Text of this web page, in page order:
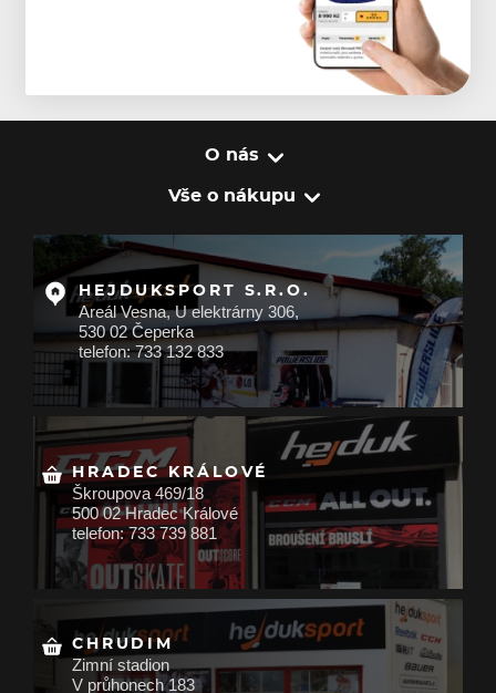
O nás
Vše o nákupu
HEJDUKSPORT S.R.O.
Areál Vesna, U elektrárny 306,
530 02 Čeperka
telefon: 733 132 833
HRADEC KRÁLOVÉ
Škroupova 469/18
500 02 Hradec Králové
telefon: 733 739 881
CHRUDIM
Zimní stadion
V průhonech 183